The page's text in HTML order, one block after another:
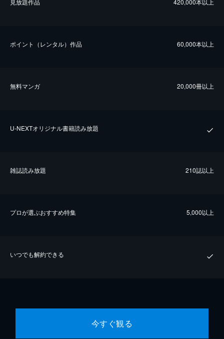
⾒放題作品 420,000本以上
ポイント（レンタル）作品 60,000本以上
無料マンガ 20,000冊以上
U-NEXTオリジナル書籍読み放題
雑誌読み放題 210誌以上
プロが選ぶおすすめ特集 5,000以上
いつでも解約できる
今すぐ観る